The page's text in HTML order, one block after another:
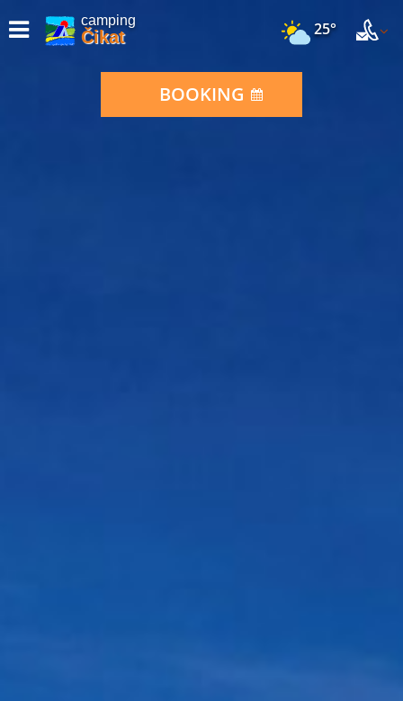
camping
Čikat 25°
BOOKING